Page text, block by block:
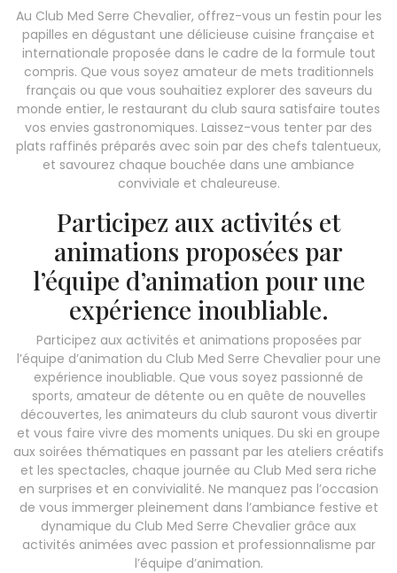
Au Club Med Serre Chevalier, offrez-vous un festin pour les
papilles en dégustant une délicieuse cuisine française et
internationale proposée dans le cadre de la formule tout
compris. Que vous soyez amateur de mets traditionnels
français ou que vous souhaitiez explorer des saveurs du
monde entier, le restaurant du club saura satisfaire toutes
vos envies gastronomiques. Laissez-vous tenter par des
plats raffinés préparés avec soin par des chefs talentueux,
et savourez chaque bouchée dans une ambiance
conviviale et chaleureuse.
Participez aux activités et
animations proposées par
l’équipe d’animation pour une
expérience inoubliable.
Participez aux activités et animations proposées par
l’équipe d’animation du Club Med Serre Chevalier pour une
expérience inoubliable. Que vous soyez passionné de
sports, amateur de détente ou en quête de nouvelles
découvertes, les animateurs du club sauront vous divertir
et vous faire vivre des moments uniques. Du ski en groupe
aux soirées thématiques en passant par les ateliers créatifs
et les spectacles, chaque journée au Club Med sera riche
en surprises et en convivialité. Ne manquez pas l’occasion
de vous immerger pleinement dans l’ambiance festive et
dynamique du Club Med Serre Chevalier grâce aux
activités animées avec passion et professionnalisme par
l’équipe d’animation.